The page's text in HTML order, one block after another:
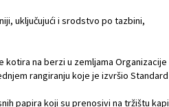
uključujući i srodstvo po tazbini,
na berzi u zemljama
rangiranju koje je izvršio
papira koji su prenosivi na tržištu